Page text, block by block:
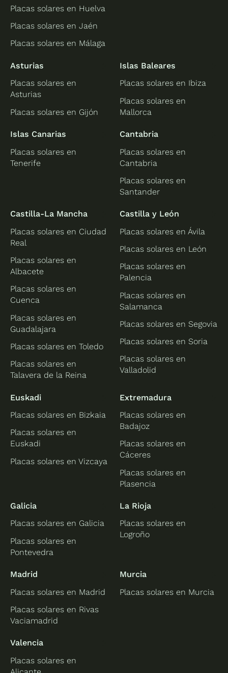
Placas solares en Huelva
Placas solares en Jaén
Placas solares en Málaga
Asturias
Placas solares en
Asturias
Placas solares en Gijón
Islas Baleares
Placas solares en Ibiza
Placas solares en
Mallorca
Islas Canarias
Placas solares en
Tenerife
Cantabria
Placas solares en
Cantabria
Placas solares en
Santander
Castilla-La Mancha
Placas solares en Ciudad
Real
Placas solares en
Albacete
Placas solares en
Cuenca
Placas solares en
Guadalajara
Placas solares en Toledo
Placas solares en
Talavera de la Reina
Castilla y León
Placas solares en Ávila
Placas solares en León
Placas solares en
Palencia
Placas solares en
Salamanca
Placas solares en Segovia
Placas solares en Soria
Placas solares en
Valladolid
Euskadi
Placas solares en Bizkaia
Placas solares en
Euskadi
Placas solares en Vizcaya
Extremadura
Placas solares en
Badajoz
Placas solares en
Cáceres
Placas solares en
Plasencia
Galicia
Placas solares en Galicia
Placas solares en
Pontevedra
La Rioja
Placas solares en
Logroño
Madrid
Placas solares en Madrid
Placas solares en Rivas
Vaciamadrid
Murcia
Placas solares en Murcia
Valencia
Placas solares en